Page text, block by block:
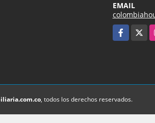
EMAIL
Facebook
, todos los derechos reservados.